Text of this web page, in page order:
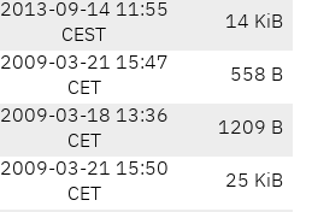
2013-09-14 11:55
CEST
14 KiB
2009-03-21 15:47
CET
558 B
2009-03-18 13:36
CET
1209 B
2009-03-21 15:50
CET
25 KiB